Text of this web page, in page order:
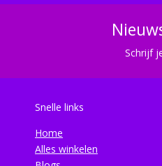
Schrijf
Snelle links
Home
Alles winkelen